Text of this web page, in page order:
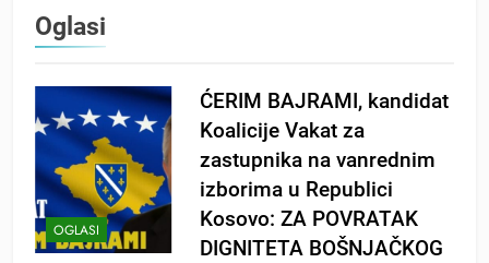
Oglasi
OGLASI
ĆERIM BAJRAMI, kandidat
Koalicije Vakat za
zastupnika na vanrednim
izborima u Republici
Kosovo: ZA POVRATAK
DIGNITETA BOŠNJAČKOG